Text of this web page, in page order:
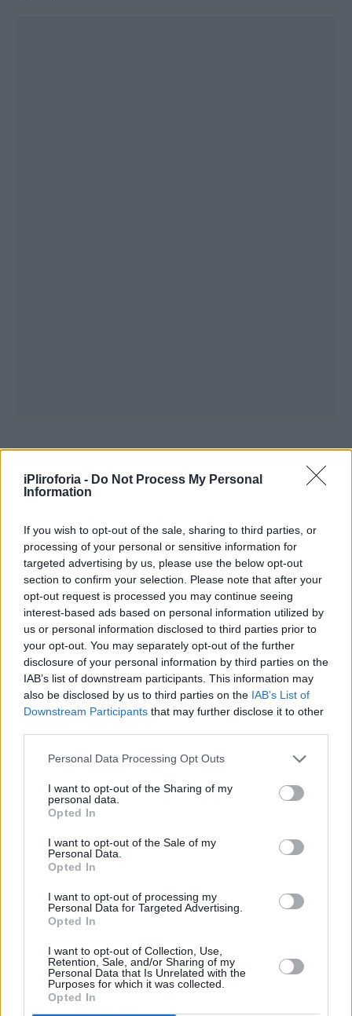
iPliroforia - Do Not Process My Personal
Information
If you wish to opt-out of the sale, sharing to third parties, or
processing of your personal or sensitive information for
targeted advertising by us, please use the below opt-out
section to confirm your selection. Please note that after your
opt-out request is processed you may continue seeing
interest-based ads based on personal information utilized by
us or personal information disclosed to third parties prior to
your opt-out. You may separately opt-out of the further
disclosure of your personal information by third parties on the
IAB’s list of downstream participants. This information may
also be disclosed by us to third parties on the IAB’s List of
Downstream Participants that may further disclose it to other
Personal Data Processing Opt Outs
I want to opt-out of the Sharing of my
personal data.
Opted In
I want to opt-out of the Sale of my
Personal Data.
Opted In
I want to opt-out of processing my
Personal Data for Targeted Advertising.
Opted In
I want to opt-out of Collection, Use,
Retention, Sale, and/or Sharing of my
Personal Data that Is Unrelated with the
Purposes for which it was collected.
Opted In
βρίσκεται και η πρόληψη της ψηφιακής
απάτης, που αποτελεί, σύμφωνα με τον κ.
Ιωαννίδη, βασική προτεραιότητα: «Η λέξη-
κλειδί είναι η πρόληψη. Επενδύουμε συνεχώς
σε συστήματα και σε συνεργασίες – όπως με
τη Visa – για να προσφέρουμε ασφάλεια
χωρίς να θυσιάζεται η εμπειρία του πελάτη».
Δήμητρα Δερζέκου: «Λέω τη δική μου
αλήθεια»
Συνεντεύξεις 18/11/2025
Τζεφ Μοντάνα: «Κανένας δεν μπορεί
να σου πει ποιος είσαι»